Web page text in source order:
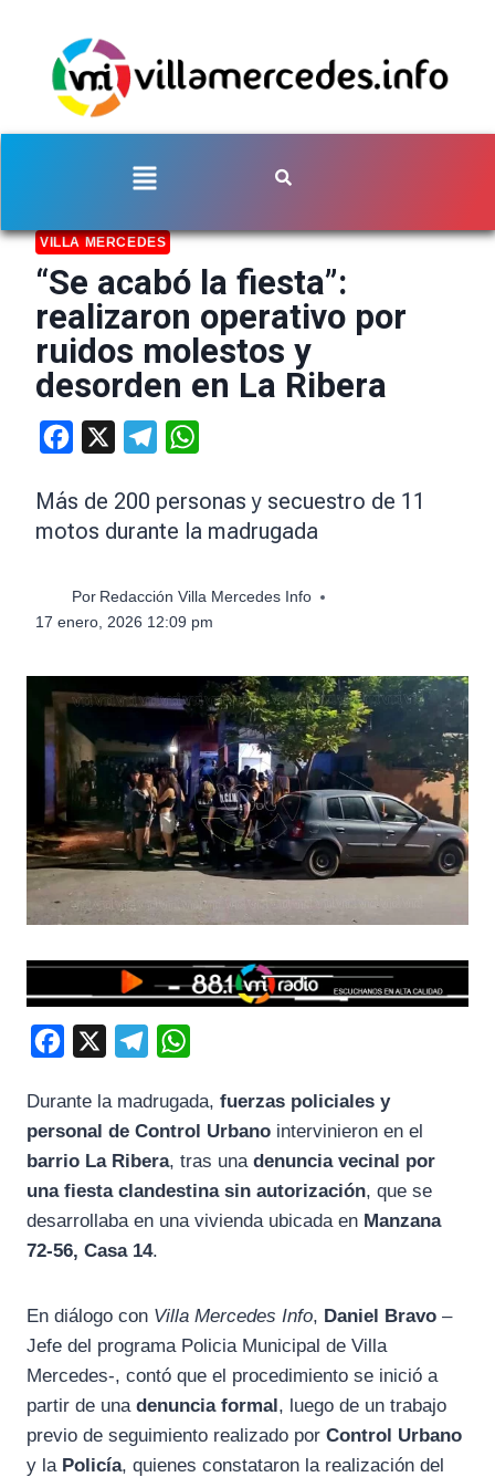
VILLA MERCEDES
“Se acabó la fiesta”:
realizaron operativo por
ruidos molestos y
desorden en La Ribera
Facebook Telegram
Más de 200 personas y secuestro de 11
motos durante la madrugada
Por Redacción Villa Mercedes Info
17 enero, 2026 12:09 pm
c
e
b
o
l
e
g
a
a
t
s
Durante la madrugada, fuerzas policiales y
personal de Control Urbano intervinieron en el
barrio La Ribera, tras una denuncia vecinal por
una fiesta clandestina sin autorización, que se
desarrollaba en una vivienda ubicada en Manzana
72-56, Casa 14.
En diálogo con Villa Mercedes Info, Daniel Bravo –
Jefe del programa Policia Municipal de Villa
Mercedes-, contó que el procedimiento se inició a
partir de una denuncia formal, luego de un trabajo
previo de seguimiento realizado por Control Urbano
y la Policía, quienes constataron la realización del